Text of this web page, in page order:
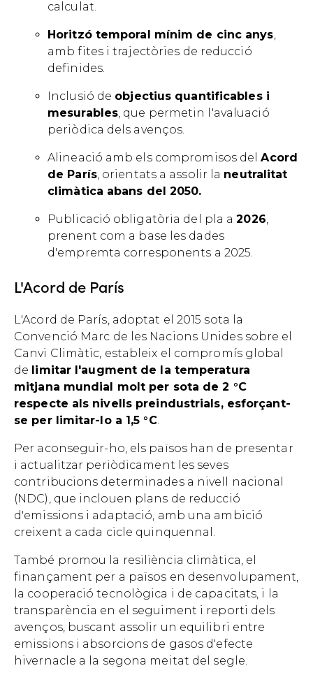
calculat.
Horitzó temporal mínim de cinc anys
amb fites i trajectòries de reducció
definides.
Inclusió de objectius quantificables i
mesurables , que permetin l'avaluació
periòdica dels avenços.
Alineació amb els compromisos delAcord
de París, orientats a assolir la neutralitat
climàtica abans del 2050.
Publicació obligatòria del pla a2026
prenent com a base les dades
d'empremta corresponents a 2025.
L'Acord de París
L'Acord de París, adoptat el 2015 sota la
Convenció Marc de les Nacions Unides sobre el
Canvi Climàtic, estableix el compromís global
de limitar l'augment de la temperatura
mitjana mundial molt per sota de 2 °C
respecte als nivells preindustrials, esforçant-
se per limitar-lo a 1,5 °C.
Per aconseguir-ho, els països han de presentar
i actualitzar periòdicament les seves
contribucions determinades a nivell nacional
(NDC), que inclouen plans de reducció
d'emissions i adaptació, amb una ambició
creixent a cada cicle quinquennal.
També promou la resiliència climàtica, el
finançament per a països en desenvolupament,
la cooperació tecnològica i de capacitats, i la
transparència en el seguiment i reporti dels
avenços, buscant assolir un equilibri entre
emissions i absorcions de gasos d'efecte
hivernacle a la segona meitat del segle.